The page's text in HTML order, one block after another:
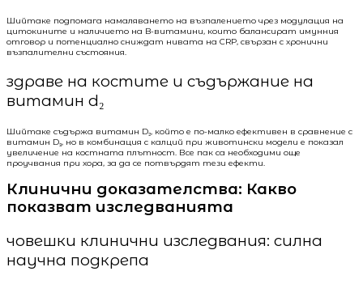
Шийтаке подпомага намаляването на възпалението чрез модулация на
цитокините и наличието на B-витамини, които балансират имунния
отговор и потенциално сниждат нивата на CRP, свързан с хронични
възпалителни състояния.
здраве на костите и съдържание на
витамин d₂
Шийтаке съдържа витамин D₂, който е по-малко ефективен в сравнение с
витамин D₃, но в комбинация с калций при животински модели е показал
увеличение на костната плътност. Все пак са необходими още
проучвания при хора, за да се потвърдят тези ефекти.
Клинични доказателства: Какво
показват изследванията
човешки клинични изследвания: силна
научна подкрепа